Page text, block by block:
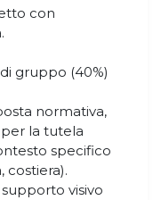
con
gruppo (40%)
normativa,
la tutela
specifico
costiera).
visivo